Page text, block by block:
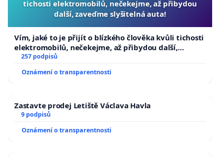
tichosti elektromobilů, nečekejme, až přibydou
další, zaveďme slyšitelná auta!
Vím, jaké to je přijít o blízkého člověka kvůli tichosti
elektromobilů, nečekejme, až přibydou další,
zaveďme slyšitelná auta!
257 podpisů
Oznámení o transparentnosti
Zastavte prodej Letiště Václava Havla
9 podpisů
Oznámení o transparentnosti